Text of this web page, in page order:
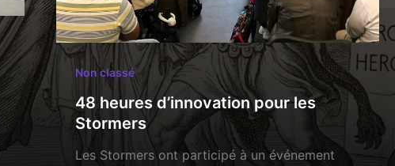
Non classé
48 heures d’innovation pour les
Stormers
Les Stormers ont participé à un événement